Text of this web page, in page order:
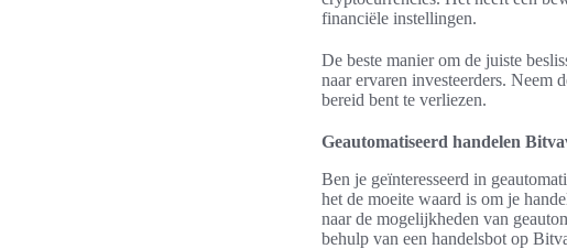
financiële instellingen.
De beste manier om de juiste
naar ervaren investeerders. Neem
bereid bent te verliezen.
Geautomatiseerd handelen
Ben je geïnteresseerd in
het de moeite waard is om je
naar de mogelijkheden van
behulp van een handelsbot op